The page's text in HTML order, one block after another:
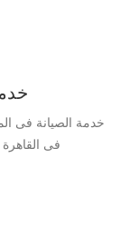
خدمة الصيانة فى
فى